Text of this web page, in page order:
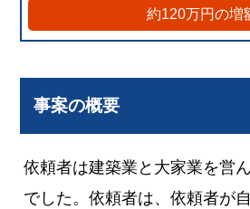
約120万円の増
事案の概要
依頼者は建築業と大家業を営
でした。依頼者は、依頼者が